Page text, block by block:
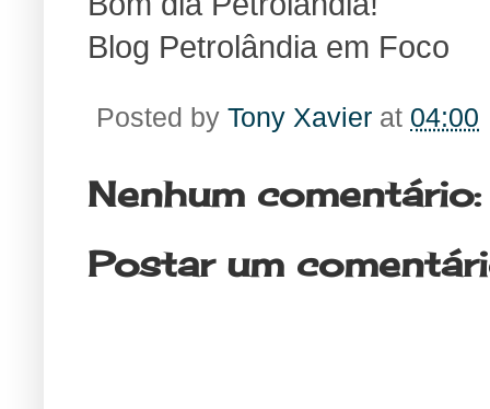
Blog Petrolândia em Foco
Posted by Tony Xavier at 04:00
Nenhum comentário:
Postar um